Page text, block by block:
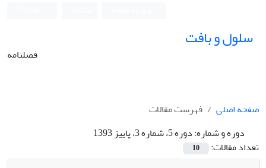
سلول و بافت
فصلنامه
صفحه اصلی
فهرست مقالات
دوره و شماره:دوره 5، شماره 3، پاییز 1393
تعداد مقالات:
10